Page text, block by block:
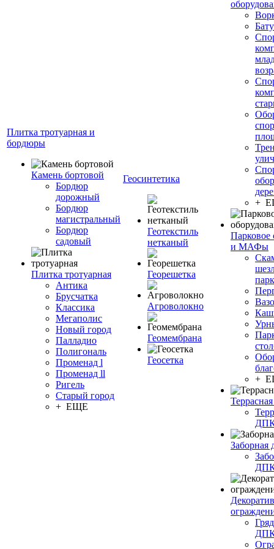
Плитка тротуарная и
бордюры
Камень бортовой
Бордюр
дорожный
Бордюр
магистральный
Бордюр
садовый
Плитка тротуарная
Антика
Брусчатка
Классика
Мегаполис
Новый город
Палладио
Полигональ
Променад l
Променад ll
Ригель
Старый город
+ ЕЩЕ
Геосинтетика
Геотекстиль
нетканый
Георешетка
Агроволокно
Геомембрана
Геосетка
+
Парковое
и МАФы
+
Заборная